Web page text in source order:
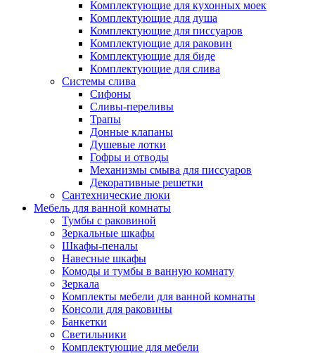
Комплектующие для кухонных моек
Комплектующие для душа
Комплектующие для писсуаров
Комплектующие для раковин
Комплектующие для биде
Комплектующие для слива
Системы слива
Сифоны
Сливы-переливы
Трапы
Донные клапаны
Душевые лотки
Гофры и отводы
Механизмы смыва для писсуаров
Декоративные решетки
Сантехнические люки
Мебель для ванной комнаты
Тумбы с раковиной
Зеркальные шкафы
Шкафы-пеналы
Навесные шкафы
Комоды и тумбы в ванную комнату
Зеркала
Комплекты мебели для ванной комнаты
Консоли для раковины
Банкетки
Светильники
Комплектующие для мебели